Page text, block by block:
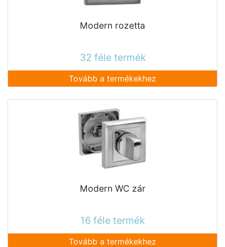
Modern rozetta
32 féle termék
Tovább a termékekhez
Modern WC zár
16 féle termék
Tovább a termékekhez